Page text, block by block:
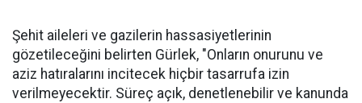
Şehit aileleri ve gazilerin hassasiyetlerinin
gözetileceğini belirten Gürlek, "Onların onurunu ve
aziz hatıralarını incitecek hiçbir tasarrufa izin
verilmeyecektir. Süreç açık, denetlenebilir ve kanunda